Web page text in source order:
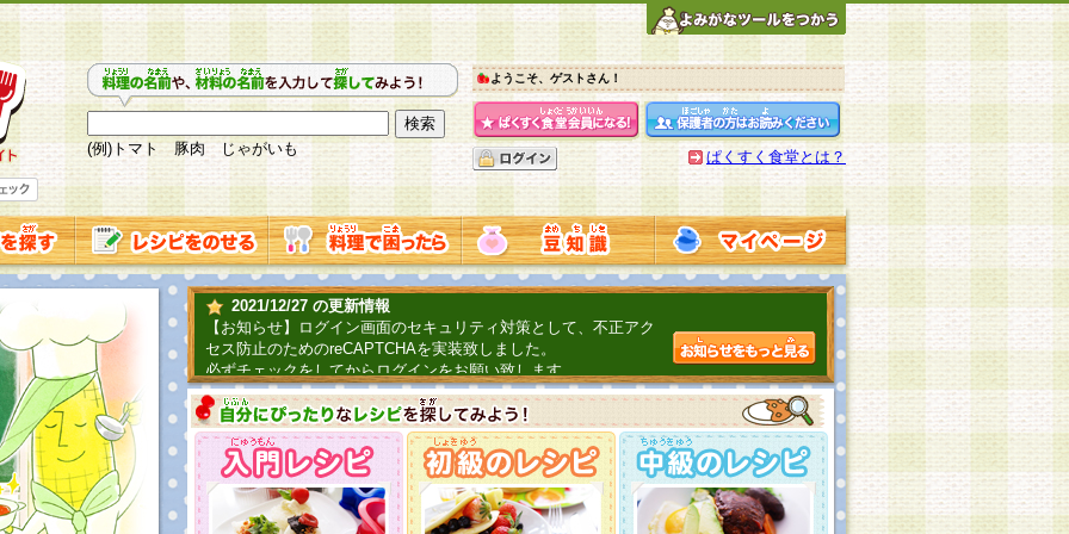
(例)トマト 豚肉 じゃがいも
ようこそ、ゲストさん！
ぱくすく食堂とは？
2021/12/27 の更新情報
【お知らせ】ログイン画面のセキュリティ対策として、不正アク
セス防止のためのreCAPTCHAを実装致しました。
必ずチェックをしてからログインをお願い致します。
2019/06/04 の更新情報
ファーマ村からコーンシェフが簡単レシピを紹介するよ！こちら
2018/07/01 の更新情報
チャレンジ企画第三弾！お母さん、お父さんへ日頃の感謝をこめ
てごはんを作ろう！は終了致しました。たくさんの投稿、ありが